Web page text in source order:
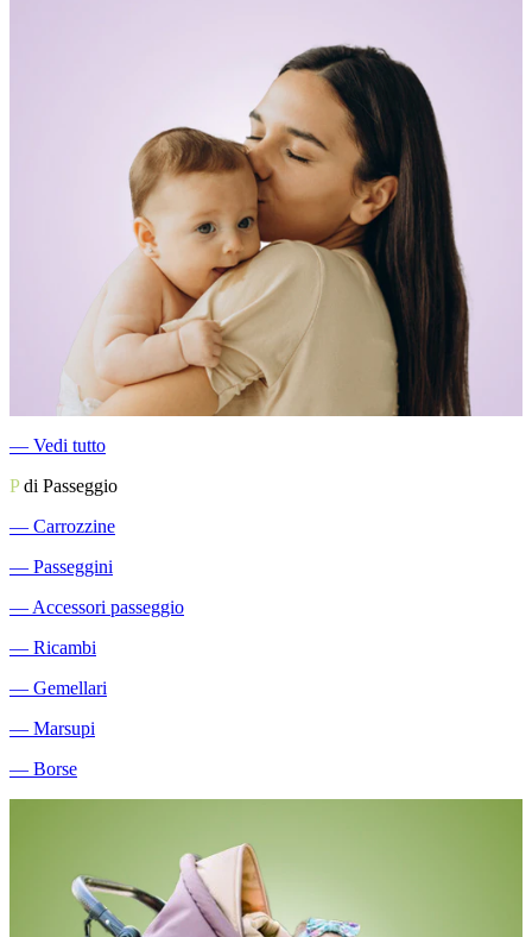
― Vedi tutto
Pdi Passeggio
― Carrozzine
― Passeggini
― Accessori passeggio
― Ricambi
― Gemellari
― Marsupi
― Borse